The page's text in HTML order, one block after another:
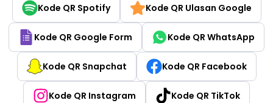
Kode QR Spotify Kode QR Ulasan Google
Kode QR Google Form Kode QR WhatsApp
Kode QR Snapchat Kode QR Facebook
Kode QR Instagram Kode QR TikTok